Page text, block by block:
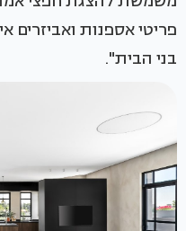
פריטי אספנות
בני הבית".